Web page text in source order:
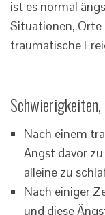
ist es normal
Situationen, Orte
traumatische
Nach einem
Angst davor
alleine zu
Nach einiger
und diese